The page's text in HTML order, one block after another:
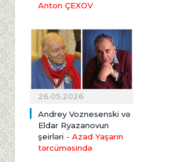
Anton ÇEXOV
26.05.2026
Andrey Voznesenski və
Eldar Ryazanovun
şeirləri - Azad Yaşarın
tərcüməsində